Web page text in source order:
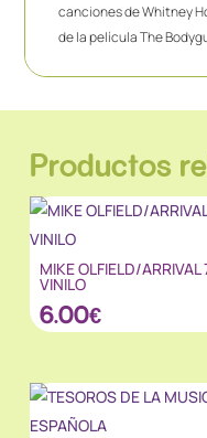
canciones de Whitney
de la película The
Productos
MIKE OLFIELD/ARRIVAL
VINILO
6.00€